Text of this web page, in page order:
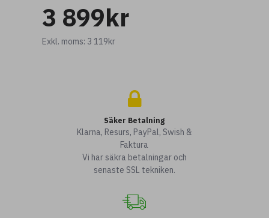
3 899kr
Exkl. moms: 3 119kr
Säker Betalning
Klarna, Resurs, PayPal, Swish &
Faktura
Vi har säkra betalningar och
senaste SSL tekniken.